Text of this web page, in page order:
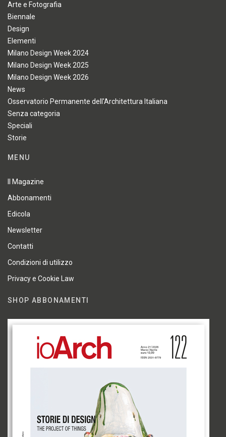
Arte e Fotografia
Biennale
Design
Elementi
Milano Design Week 2024
Milano Design Week 2025
Milano Design Week 2026
News
Osservatorio Permanente dell'Architettura Italiana
Senza categoria
Speciali
Storie
MENU
Il Magazine
Abbonamenti
Edicola
Newsletter
Contatti
Condizioni di utilizzo
Privacy e Cookie Law
SHOP ABBONAMENTI